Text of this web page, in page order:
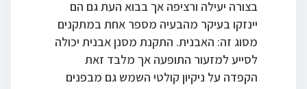
בצורה יעילה ורציפה אך בבוא העת גם הם
יינזקו בעיקר מהבעיה מספר אחת במתקנים
מסוג זה: האבנית. התקנת מסנן אבנית יכולה
לסייע למזעור התופעה אך מלבד זאת
הקפדה על ניקיון קולטי השמש גם מבפנים